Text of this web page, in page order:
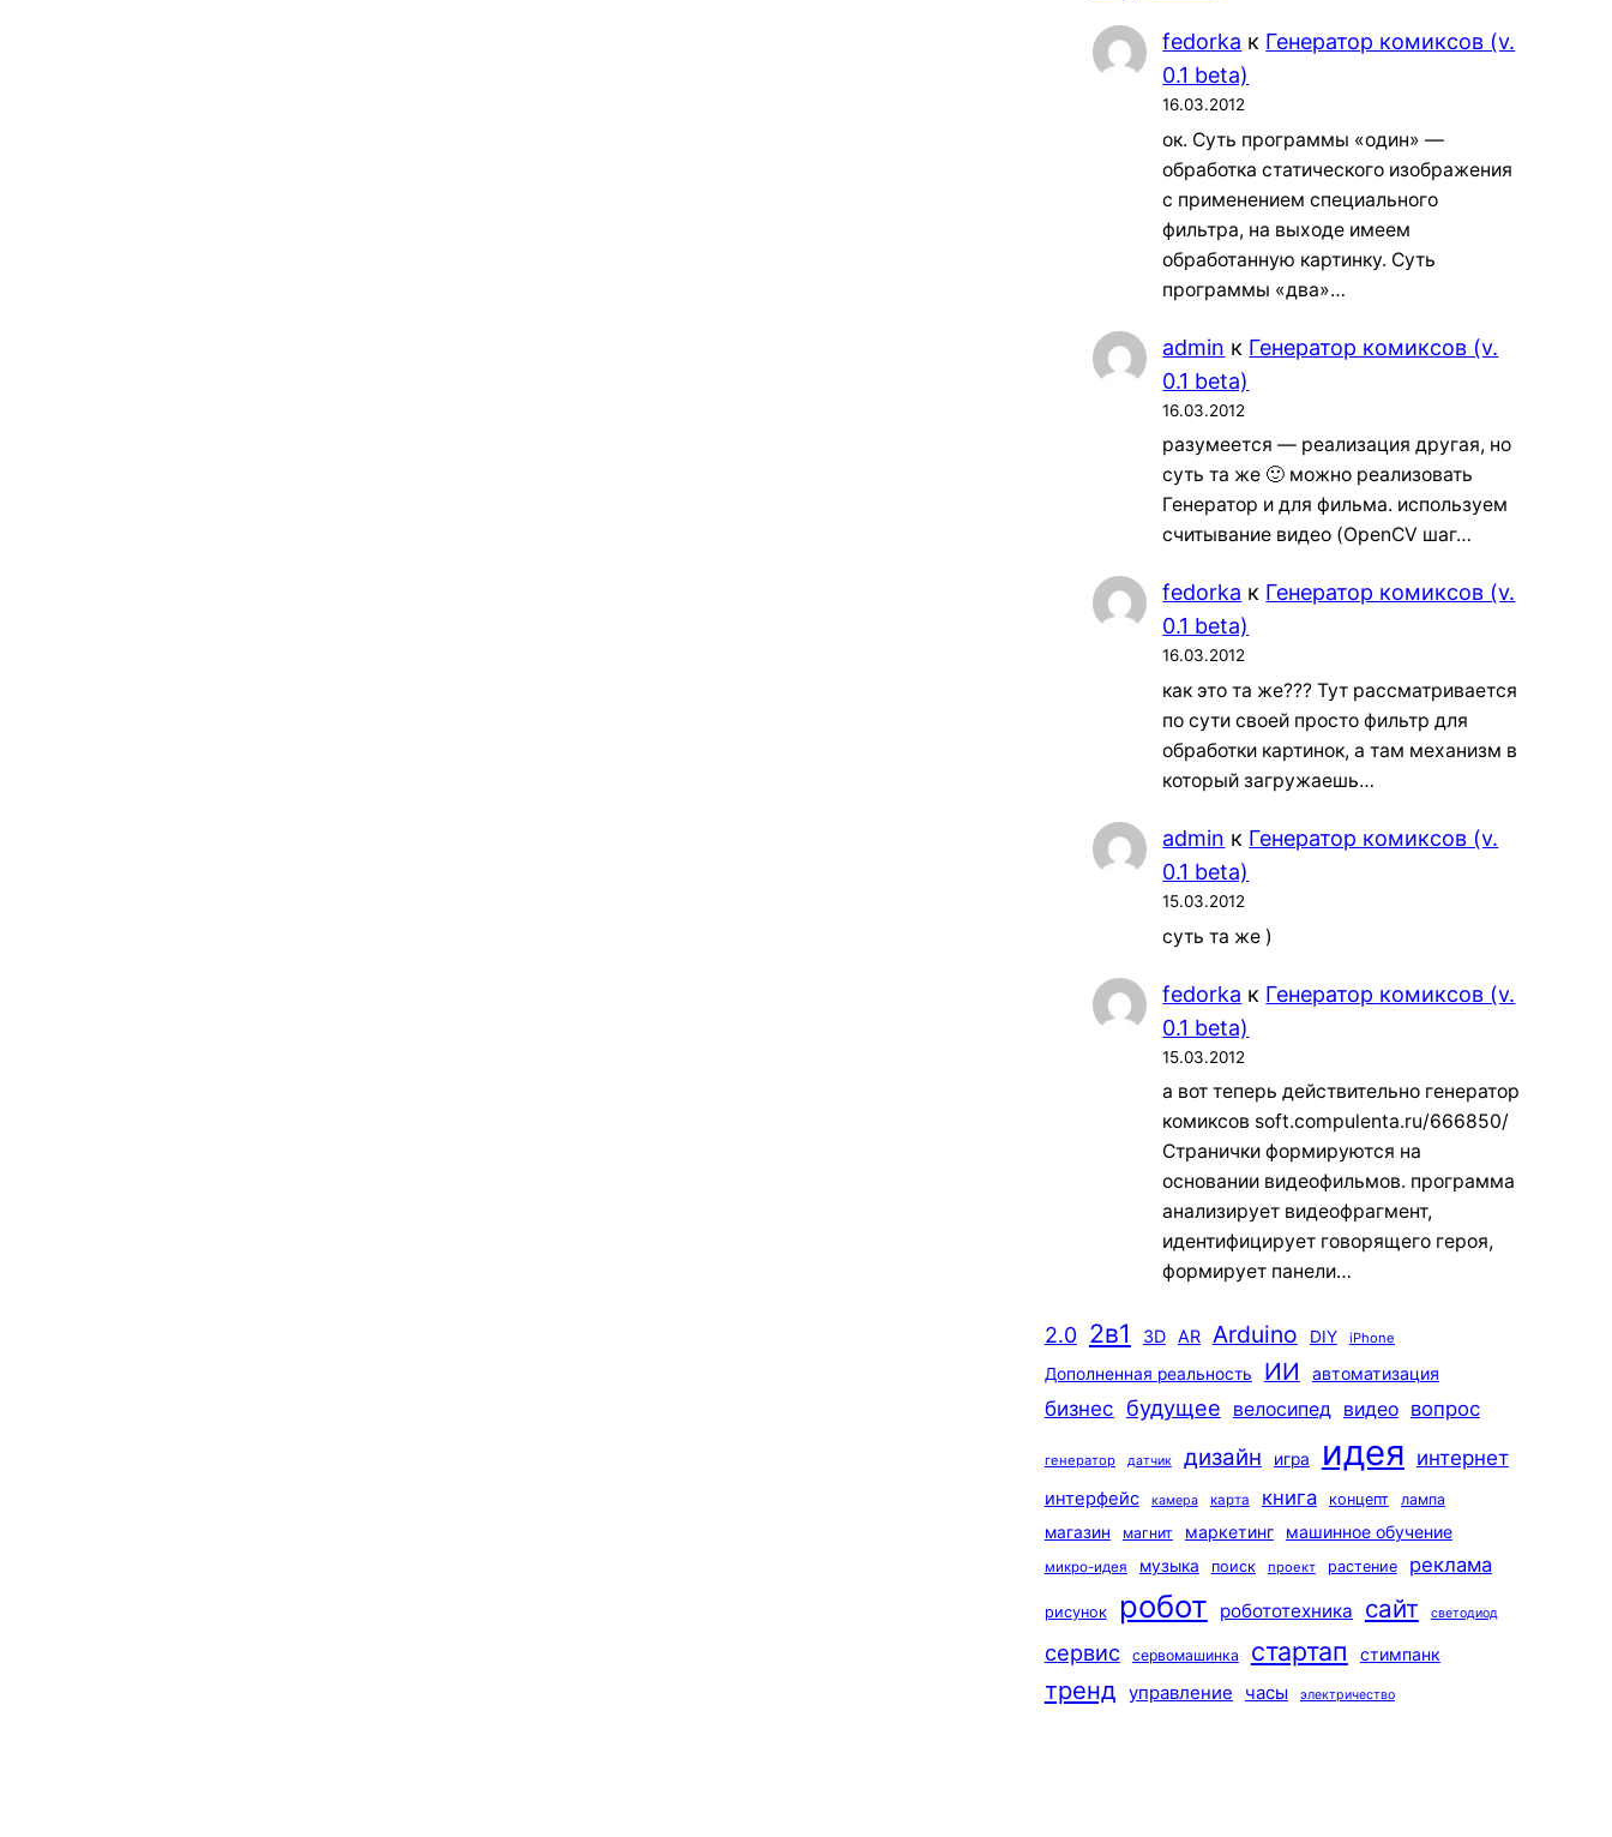
fedorka к Генератор комиксов (v.
0.1 beta)
16.03.2012
ок. Суть программы «один» —
обработка статического изображения
с применением специального
фильтра, на выходе имеем
обработанную картинку. Суть
программы «два»…
admin к Генератор комиксов (v.
0.1 beta)
16.03.2012
разумеется — реализация другая, но
суть та же 🙂 можно реализовать
Генератор и для фильма. используем
считывание видео (OpenCV шаг…
fedorka к Генератор комиксов (v.
0.1 beta)
16.03.2012
как это та же??? Тут рассматривается
по сути своей просто фильтр для
обработки картинок, а там механизм в
который загружаешь…
admin к Генератор комиксов (v.
0.1 beta)
15.03.2012
суть та же )
fedorka к Генератор комиксов (v.
0.1 beta)
15.03.2012
а вот теперь действительно генератор
комиксов soft.compulenta.ru/666850/
Странички формируются на
основании видеофильмов. программа
анализирует видеофрагмент,
идентифицирует говорящего героя,
формирует панели…
2.0 2в1 3D AR Arduino DIY iPhone
Дополненная реальность ИИ автоматизация
бизнес будущее велосипед видео вопрос
генератор датчик дизайн игра идея интернет
интерфейс камера карта книга концепт лампа
магазин магнит маркетинг машинное обучение
микро-идея музыка поиск проект растение реклама
рисунок робот робототехника сайт светодиод
сервис сервомашинка стартап стимпанк
тренд управление часы электричество